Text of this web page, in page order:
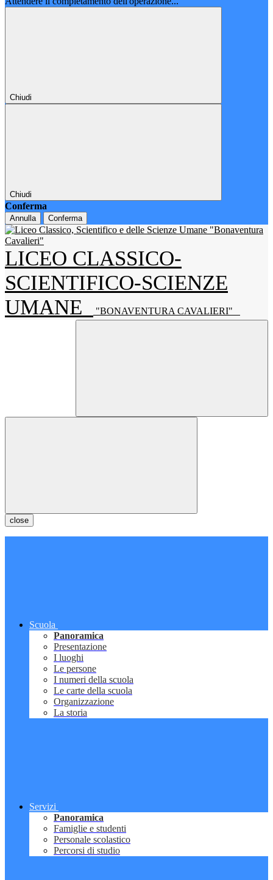
Chiudi
Chiudi
Conferma
Annulla Conferma
LICEO CLASSICO-
SCIENTIFICO-SCIENZE
UMANE
"BONAVENTURA CAVALIERI"
close
Scuola
Panoramica
Presentazione
I luoghi
Le persone
I numeri della scuola
Le carte della scuola
Organizzazione
La storia
Servizi
Panoramica
Famiglie e studenti
Personale scolastico
Percorsi di studio